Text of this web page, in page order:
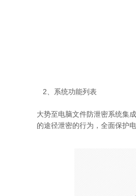
2、系统功能列表
大势至电脑文件防泄密系统集
的途径泄密的行为，全面保护